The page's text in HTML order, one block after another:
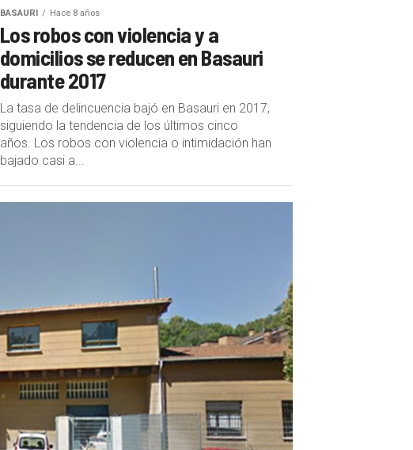
BASAURI Hace 8 años
Los robos con violencia y a
domicilios se reducen en Basauri
durante 2017
La tasa de delincuencia bajó en Basauri en 2017,
siguiendo la tendencia de los últimos cinco
años. Los robos con violencia o intimidación han
bajado casi a...